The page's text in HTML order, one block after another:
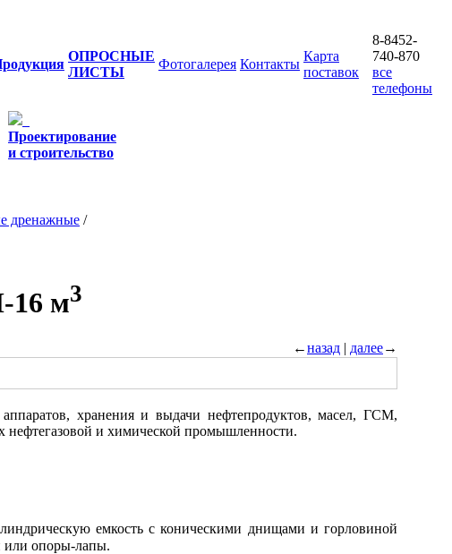
ОПРОСНЫЕ
ЛИСТЫ
Фотогалерея Контакты
Карта
поставок
8-8452-
740-870
все
телефоны
Проектирование
и строительство
дренажные /
16 м3
←назад | далее→
хранения и выдачи нефтепродуктов, масел, ГСМ,
нефтегазовой и химической промышленности.
емкость с коническими днищами и горловиной
или опоры-лапы.